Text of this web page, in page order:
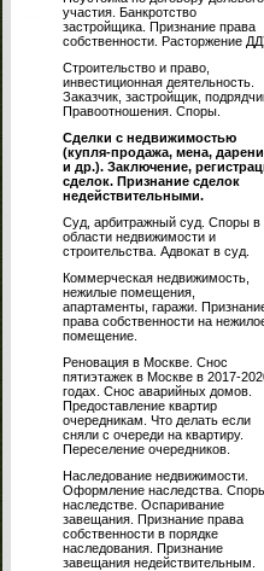
участия. Банкротство
застройщика. Признание права
собственности. Расторжение
Строительство и право,
инвестиционная деятельность.
Заказчик, застройщик,
Правоотношения. Споры.
Сделки с недвижимостью
(купля-продажа, мена,
и др.). Заключение,
сделок. Признание сделок
недействительными.
Суд, арбитражный суд. Споры в
области недвижимости и
строительства. Адвокат в суд.
Коммерческая недвижимость,
нежилые помещения,
апартаменты, гаражи.
права собственности на
помещение.
Реновация в Москве. Снос
пятиэтажек в Москве в 2017-
годах. Снос аварийных домов.
Предоставление квартир
очередникам. Что делать если
сняли с очереди на квартиру.
Переселение очередников.
Наследование недвижимости.
Оформление наследства.
наследстве. Оспаривание
завещания. Признание права
собственности в порядке
наследования. Признание
завещания недействительным.